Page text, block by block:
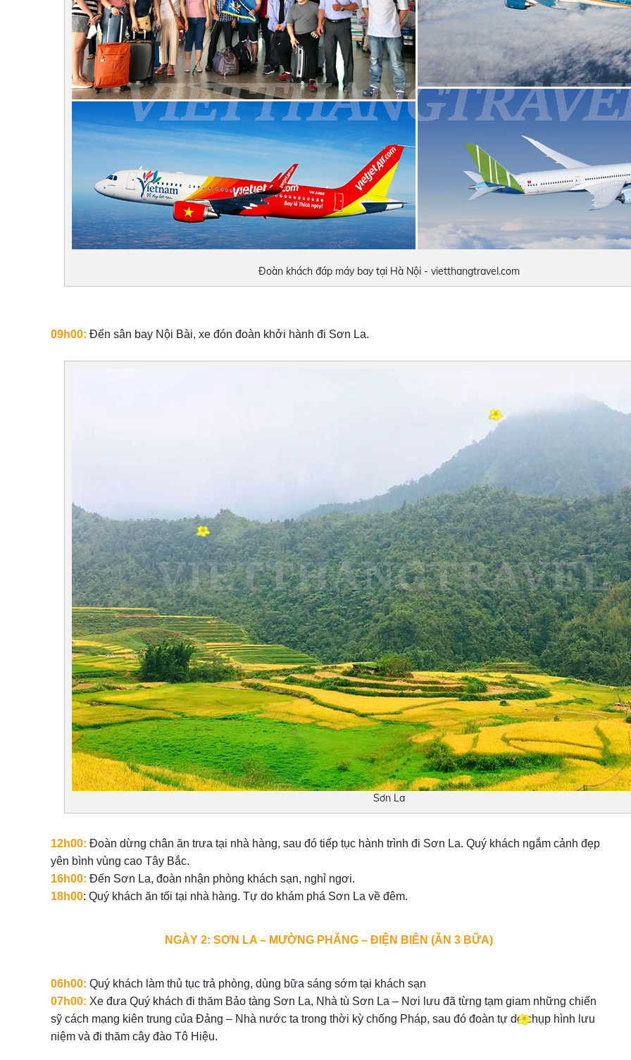
Đoàn khách đáp máy bay tại Hà Nội - vietthangtravel.com
09h00: Đến sân bay Nội Bài, xe đón đoàn khởi hành đi Sơn La.
Sơn La
12h00: Đoàn dừng chân ăn trưa tại nhà hàng, sau đó tiếp tục hành trình đi Sơn La. Quý khách ngắm cảnh đẹp
yên bình vùng cao Tây Bắc.
16h00: Đến Sơn La, đoàn nhận phòng khách sạn, nghỉ ngơi.
18h00: Quý khách ăn tối tại nhà hàng. Tự do khám phá Sơn La về đêm.
NGÀY 2: SƠN LA – MƯỜNG PHĂNG – ĐIỆN BIÊN (ĂN 3 BỮA)
06h00: Quý khách làm thủ tục trả phòng, dùng bữa sáng sớm tại khách sạn
07h00: Xe đưa Quý khách đi thăm Bảo tàng Sơn La, Nhà tù Sơn La – Nơi lưu đã từng tạm giam những chiến
sỹ cách mạng kiên trung của Đảng – Nhà nước ta trong thời kỳ chống Pháp, sau đó đoàn tự do chụp hình lưu
niệm và đi thăm cây đào Tô Hiệu.